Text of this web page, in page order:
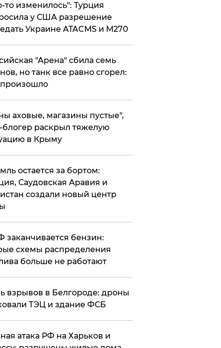
то изменилось": Турция
у США разрешение
Украине ATACMS и M270
"Арена" сбила семь
но танк все равно сгорел:
произошло
аховые, магазины пустые",
раскрыл тяжелую
в Крыму
остается за бортом:
Саудовская Аравия и
создали новый центр
заканчивается бензин:
схемы распределения
больше не работают
взрывов в Белгороде: дроны
ТЭЦ и здание ФСБ
атака РФ на Харьков и